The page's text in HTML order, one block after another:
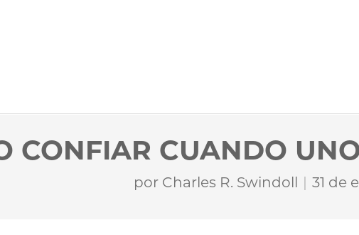
CONFIAR CUANDO
por Charles R. Swindoll 31 de